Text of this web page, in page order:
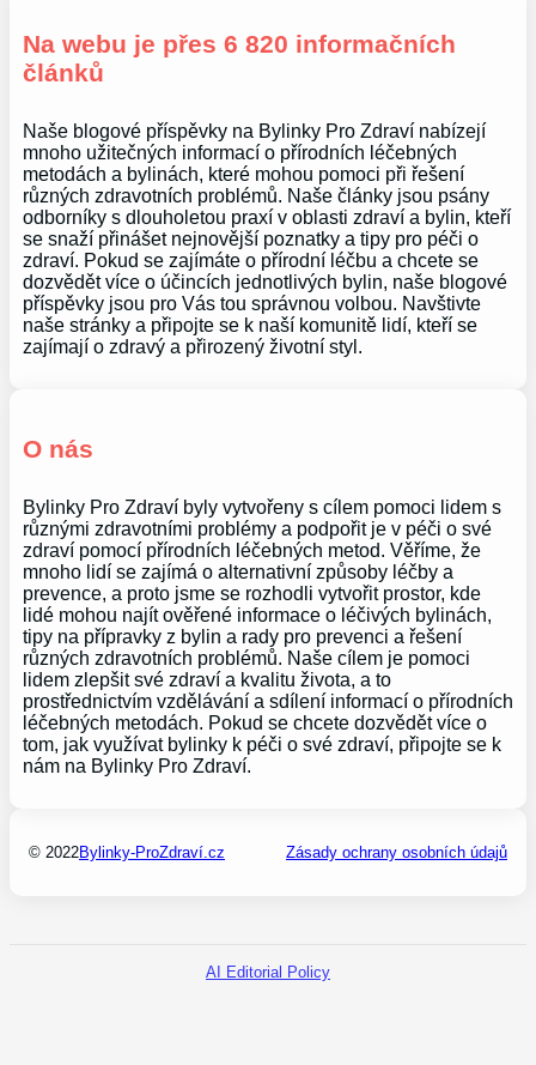
Na webu je přes 6 820 informačních
článků
Naše blogové příspěvky na Bylinky Pro Zdraví nabízejí
mnoho užitečných informací o přírodních léčebných
metodách a bylinách, které mohou pomoci při řešení
různých zdravotních problémů. Naše články jsou psány
odborníky s dlouholetou praxí v oblasti zdraví a bylin, kteří
se snaží přinášet nejnovější poznatky a tipy pro péči o
zdraví. Pokud se zajímáte o přírodní léčbu a chcete se
dozvědět více o účincích jednotlivých bylin, naše blogové
příspěvky jsou pro Vás tou správnou volbou. Navštivte
naše stránky a připojte se k naší komunitě lidí, kteří se
zajímají o zdravý a přirozený životní styl.
O nás
Bylinky Pro Zdraví byly vytvořeny s cílem pomoci lidem s
různými zdravotními problémy a podpořit je v péči o své
zdraví pomocí přírodních léčebných metod. Věříme, že
mnoho lidí se zajímá o alternativní způsoby léčby a
prevence, a proto jsme se rozhodli vytvořit prostor, kde
lidé mohou najít ověřené informace o léčivých bylinách,
tipy na přípravky z bylin a rady pro prevenci a řešení
různých zdravotních problémů. Naše cílem je pomoci
lidem zlepšit své zdraví a kvalitu života, a to
prostřednictvím vzdělávání a sdílení informací o přírodních
léčebných metodách. Pokud se chcete dozvědět více o
tom, jak využívat bylinky k péči o své zdraví, připojte se k
nám na Bylinky Pro Zdraví.
© 2022Bylinky-ProZdraví.cz Zásady ochrany osobních údajů
AI Editorial Policy